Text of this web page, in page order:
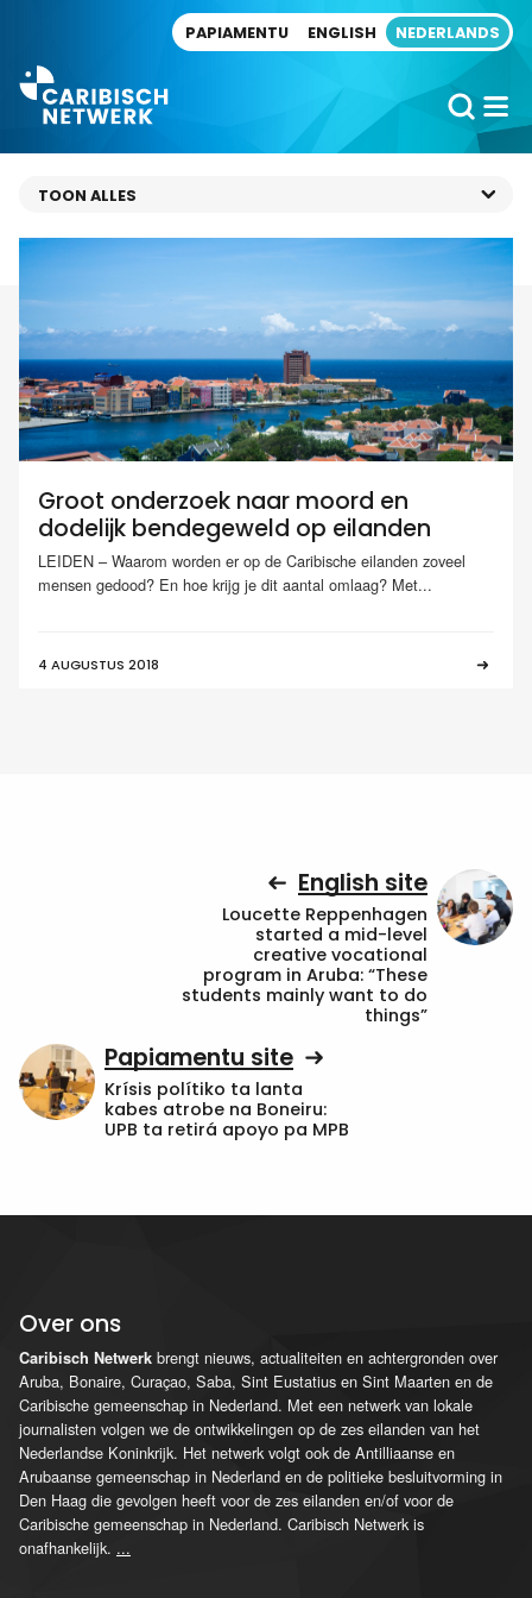
PAPIAMENTU ENGLISH NEDERLANDS
Groot onderzoek naar moord en
dodelijk bendegeweld op eilanden
LEIDEN – Waarom worden er op de Caribische eilanden zoveel
mensen gedood? En hoe krijg je dit aantal omlaag? Met...
4 AUGUSTUS 2018
English site
Loucette Reppenhagen
started a mid-level
creative vocational
program in Aruba: “These
students mainly want to do
things”
Papiamentu site
Krísis polítiko ta lanta
kabes atrobe na Boneiru:
UPB ta retirá apoyo pa MPB
Over ons
Caribisch Netwerk brengt nieuws, actualiteiten en achtergronden over
Aruba, Bonaire, Curaçao, Saba, Sint Eustatius en Sint Maarten en de
Caribische gemeenschap in Nederland. Met een netwerk van lokale
journalisten volgen we de ontwikkelingen op de zes eilanden van het
Nederlandse Koninkrijk. Het netwerk volgt ook de Antilliaanse en
Arubaanse gemeenschap in Nederland en de politieke besluitvorming in
Den Haag die gevolgen heeft voor de zes eilanden en/of voor de
Caribische gemeenschap in Nederland. Caribisch Netwerk is
onafhankelijk. ...